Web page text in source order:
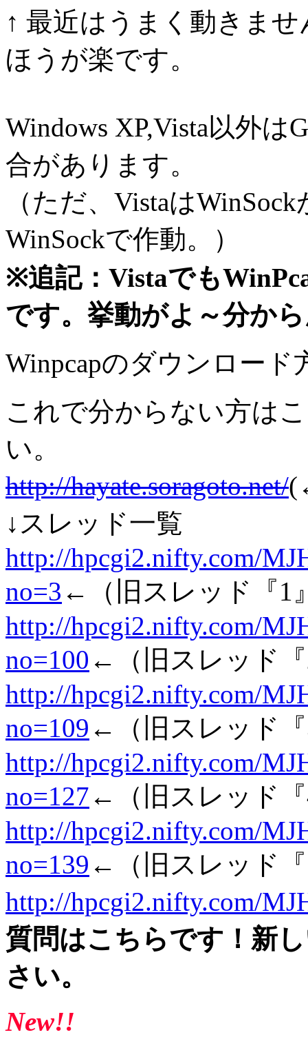
↑ 最近はうまく動きま
ほうが楽です。
Windows XP,Vista以外は
合があります。
（ただ、Vistaは
WinSockで作動。）
※追記：Vistaでも
です。挙動がよ～分か
Winpcapのダウンロード
これで分からない方は
い。
http://hayate.soragoto.net/
↓スレッド一覧
http://hpcgi2.nifty.com/
no=3 ←（旧スレッド『1
http://hpcgi2.nifty.com/
no=100 ←（旧スレッド
http://hpcgi2.nifty.com/
no=109 ←（旧スレッド
http://hpcgi2.nifty.com/
no=127 ←（旧スレッド
http://hpcgi2.nifty.com/
no=139 ←（旧スレッド
http://hpcgi2.nifty.com/
質問はこちらです！新
さい。
New!!